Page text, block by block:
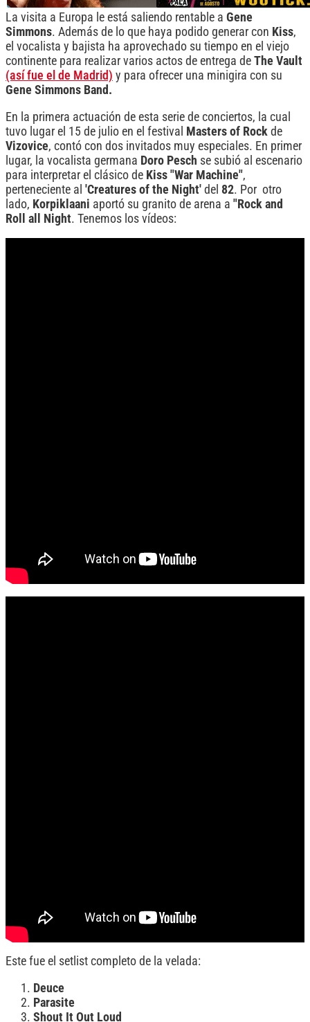
La visita a Europa le está saliendo rentable a Gene
Simmons. Además de lo que haya podido generar con Kiss,
el vocalista y bajista ha aprovechado su tiempo en el viejo
continente para realizar varios actos de entrega de The Vault
(así fue el de Madrid) y para ofrecer una minigira con su
Gene Simmons Band.
En la primera actuación de esta serie de conciertos, la cual
tuvo lugar el 15 de julio en el festival Masters of Rock de
Vizovice, contó con dos invitados muy especiales. En primer
lugar, la vocalista germana Doro Pesch se subió al escenario
para interpretar el clásico de Kiss "War Machine",
perteneciente al 'Creatures of the Night' del 82. Por otro
lado, Korpiklaani aportó su granito de arena a "Rock and
Roll all Night. Tenemos los vídeos:
Este fue el setlist completo de la velada:
Deuce
Parasite
Shout It Out Loud